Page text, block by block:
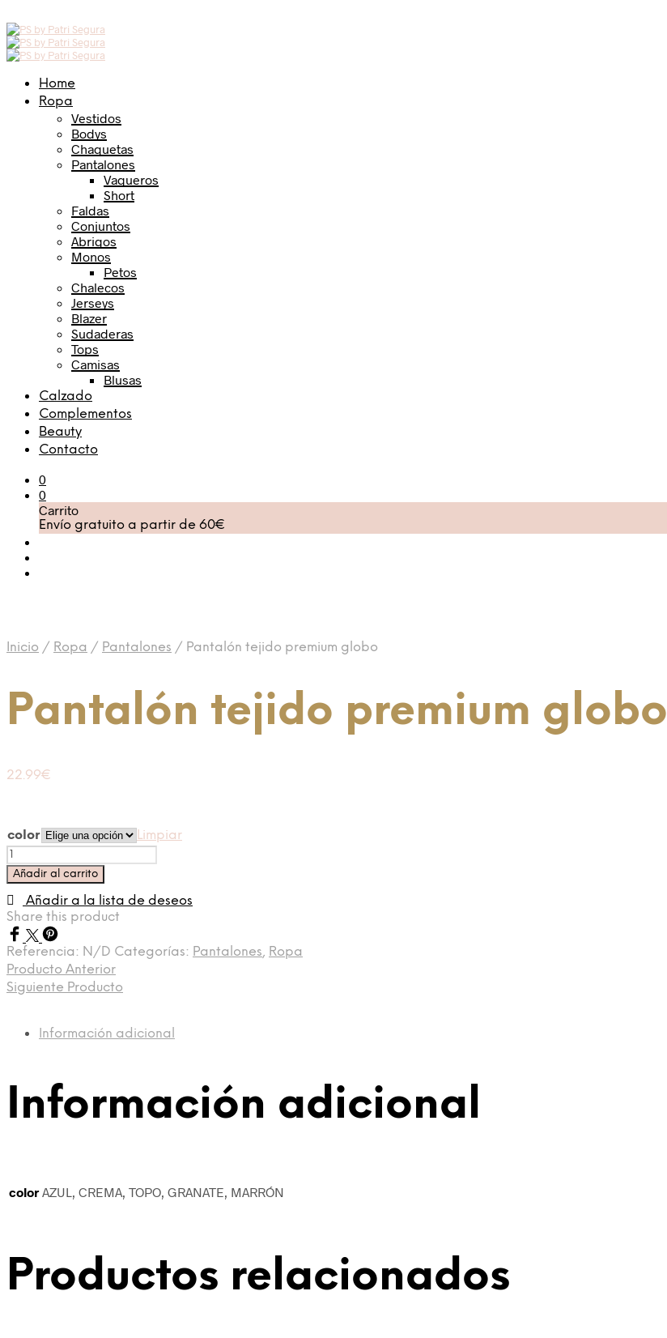
Home
Ropa
Vestidos
Bodys
Chaquetas
Pantalones
Vaqueros
Short
Faldas
Conjuntos
Abrigos
Monos
Petos
Chalecos
Jerseys
Blazer
Sudaderas
Tops
Camisas
Blusas
Calzado
Complementos
Beauty
Contacto
0
0
Carrito
Envío gratuito a partir de 60€
Inicio / Ropa / Pantalones / Pantalón tejido premium globo
Pantalón tejido premium globo
22.99€
color
Limpiar
Pantalón
tejido
premium
globo
cantidad
Añadir al carrito
Añadir a la lista de deseos
Share this product
Referencia: N/D Categorías: Pantalones, Ropa
Producto Anterior
Siguiente Producto
Información adicional
Información adicional
color AZUL, CREMA, TOPO, GRANATE, MARRÓN
Productos relacionados